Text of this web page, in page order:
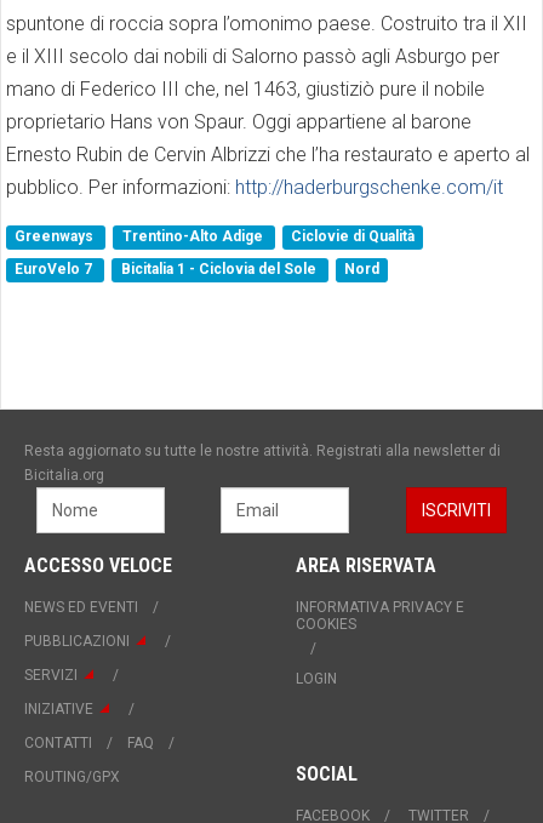
spuntone di roccia sopra l’omonimo paese. Costruito tra il XII
e il XIII secolo dai nobili di Salorno passò agli Asburgo per
mano di Federico III che, nel 1463, giustiziò pure il nobile
proprietario Hans von Spaur. Oggi appartiene al barone
Ernesto Rubin de Cervin Albrizzi che l’ha restaurato e aperto al
pubblico. Per informazioni: http://haderburgschenke.com/it
Greenways Trentino-Alto Adige
Ciclovie di Qualità
EuroVelo 7
Bicitalia 1 - Ciclovia del Sole Nord
Resta aggiornato su tutte le nostre attività. Registrati alla newsletter di
Bicitalia.org
ACCESSO VELOCE
NEWS ED EVENTI
PUBBLICAZIONI
SERVIZI
INIZIATIVE
CONTATTI
FAQ
ROUTING/GPX
AREA RISERVATA
INFORMATIVA PRIVACY E
COOKIES
LOGIN
SOCIAL
FACEBOOK TWITTER